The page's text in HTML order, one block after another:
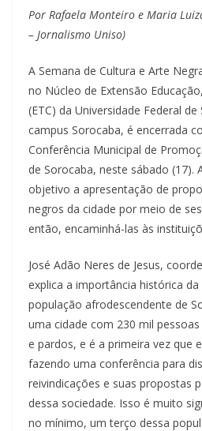
Por Rafaela Monteiro e Maria
– Jornalismo Uniso)
A Semana de Cultura e Arte
no Núcleo de Extensão
(ETC) da Universidade Federal de
campus Sorocaba, é encerrada
Conferência Municipal de
de Sorocaba, neste sábado (17).
objetivo a apresentação de
negros da cidade por meio de
então, encaminhá-las às
José Adão Neres de Jesus,
explica a importância histórica da
população afrodescendente de
uma cidade com 230 mil
e pardos, e é a primeira vez que
fazendo uma conferência para
reivindicações e suas propostas
dessa sociedade. Isso é muito
no mínimo, um terço dessa